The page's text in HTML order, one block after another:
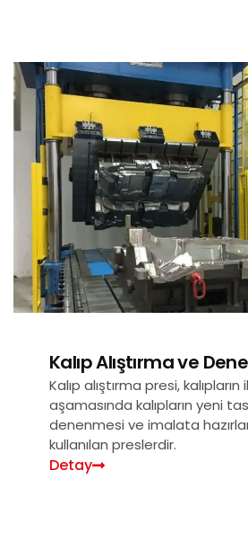
Kalıp Alıştırma ve
Kalıp alıştırma presi,
aşamasında kalıpların yeni
denenmesi ve imalata
kullanılan preslerdir.
Detay